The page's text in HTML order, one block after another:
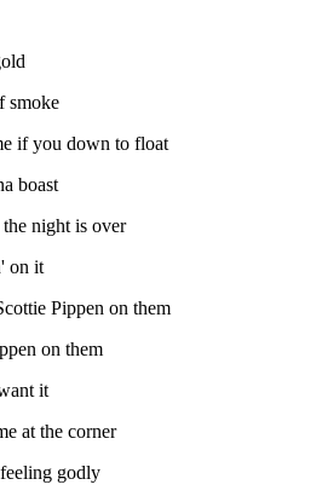
smoke
if you down to float
boast
night is over
on it
Pippen on them
on them
it
at the corner
godly